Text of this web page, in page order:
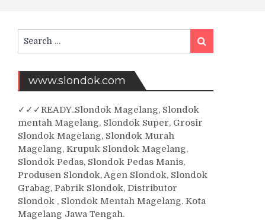
Search
for:
Search
www.slondok.com
✓ ✓✓READY..Slondok Magelang, Slondok
mentah Magelang, Slondok Super, Grosir
Slondok Magelang, Slondok Murah
Magelang, Krupuk Slondok Magelang,
Slondok Pedas, Slondok Pedas Manis,
Produsen Slondok, Agen Slondok, Slondok
Grabag, Pabrik Slondok, Distributor
Slondok , Slondok Mentah Magelang. Kota
Magelang Jawa Tengah.